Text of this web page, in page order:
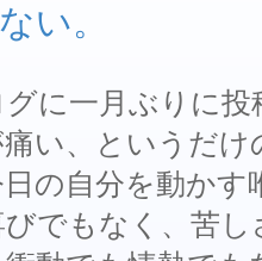
い。
グに一月ぶりに
い、というだ
の自分を動かす
びでもなく、苦